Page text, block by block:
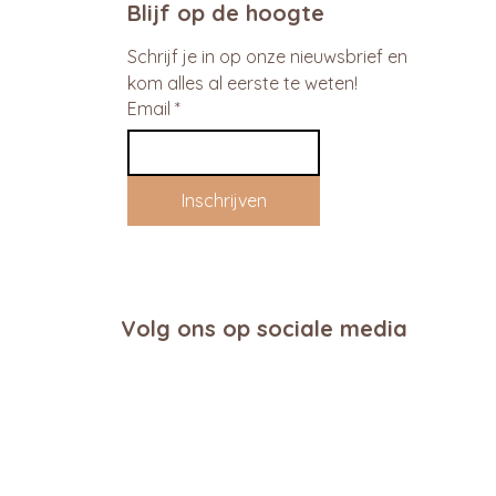
Blijf op de hoogte
Schrijf je in op onze nieuwsbrief en
kom alles al eerste te weten!
Email *
Inschrijven
Volg ons op sociale media